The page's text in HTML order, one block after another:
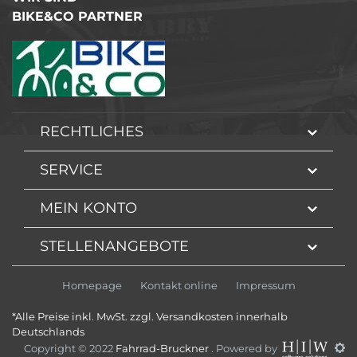
BIKE&CO PARTNER
RECHTLICHES
SERVICE
MEIN KONTO
STELLENANGEBOTE
Homepage Kontakt online Impressum
*Alle Preise inkl. MwSt. zzgl. Versandkosten innerhalb
Deutschlands
Copyright © 2022 Fahrrad-Bruckner . Powered by